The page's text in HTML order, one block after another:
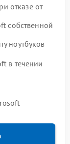
отказе от
собственной
ноутбуков
в течении